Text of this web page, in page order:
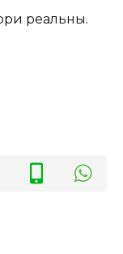
реальны.